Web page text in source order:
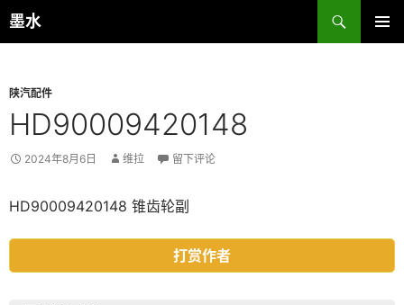
跳
至
墨水
搜
索
陕汽配件
HD90009420148
2024年8月6日 维拉 留下评论
HD90009420148 锥齿轮副
打赏作者